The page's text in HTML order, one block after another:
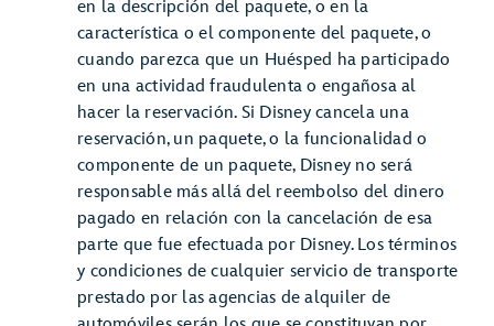
en la descripción del paquete, o en la
característica o el componente del paquete, o
cuando parezca que un Huésped ha participado
en una actividad fraudulenta o engañosa al
hacer la reservación. Si Disney cancela una
reservación, un paquete, o la funcionalidad o
componente de un paquete, Disney no será
responsable más allá del reembolso del dinero
pagado en relación con la cancelación de esa
parte que fue efectuada por Disney. Los términos
y condiciones de cualquier servicio de transporte
prestado por las agencias de alquiler de